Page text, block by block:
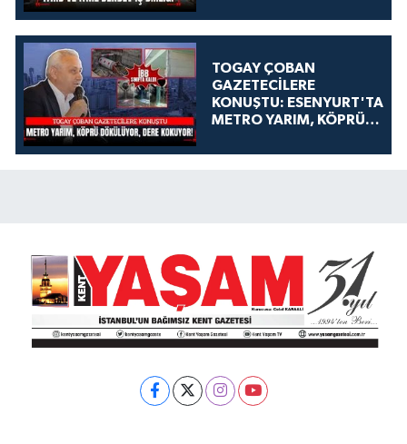
TOGAY ÇOBAN
GAZETECİLERE
KONUŞTU: ESENYURT'TA
METRO YARIM, KÖPRÜ
KOKUYOR!